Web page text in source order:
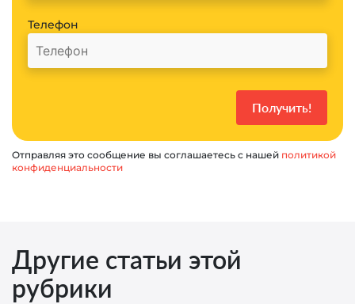
Телефон
Отправляя это сообщение вы соглашаетесь с нашей политикой
конфиденциальности
Другие статьи этой
рубрики